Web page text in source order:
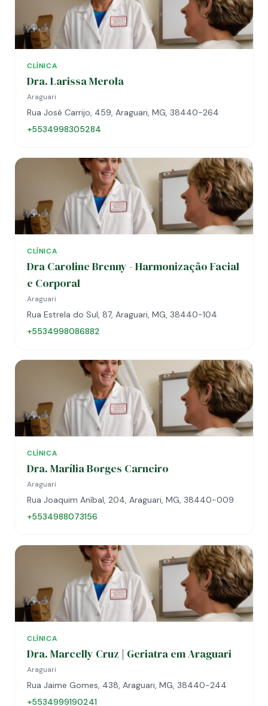
CLÍNICA
Dra. Larissa Merola
Araguari
Rua José Carrijo, 459, Araguari, MG, 38440-264
+5534998305284
CLÍNICA
Dra Caroline Brenny - Harmonização Facial
e Corporal
Araguari
Rua Estrela do Sul, 87, Araguari, MG, 38440-104
+5534998086882
CLÍNICA
Dra. Marília Borges Carneiro
Araguari
Rua Joaquim Aníbal, 204, Araguari, MG, 38440-009
+5534988073156
CLÍNICA
Dra. Marcelly Cruz | Geriatra em Araguari
Araguari
Rua Jaime Gomes, 438, Araguari, MG, 38440-244
+5534999190241